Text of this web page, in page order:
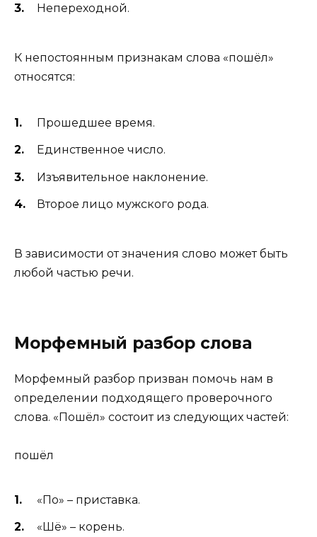
Непереходной.
К непостоянным признакам слова «пошёл»
относятся:
Прошедшее время.
Единственное число.
Изъявительное наклонение.
Второе лицо мужского рода.
В зависимости от значения слово может быть
любой частью речи.
Морфемный разбор слова
Морфемный разбор призван помочь нам в
определении подходящего проверочного
слова. «Пошёл» состоит из следующих частей:
пошёл
«По» – приставка.
«Шё» – корень.